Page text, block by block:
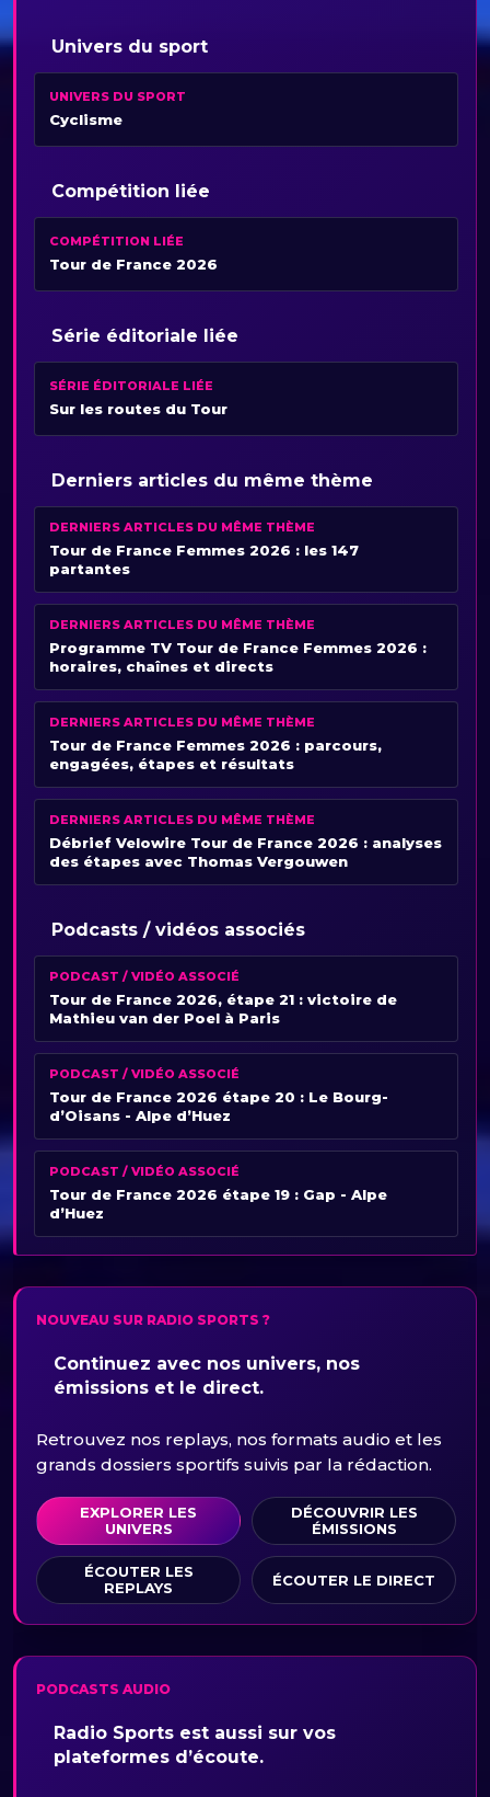
Univers du sport
UNIVERS DU SPORT
Cyclisme
Compétition liée
COMPÉTITION LIÉE
Tour de France 2026
Série éditoriale liée
SÉRIE ÉDITORIALE LIÉE
Sur les routes du Tour
Derniers articles du même thème
DERNIERS ARTICLES DU MÊME THÈME
Tour de France Femmes 2026 : les 147
partantes
DERNIERS ARTICLES DU MÊME THÈME
Programme TV Tour de France Femmes 2026 :
horaires, chaînes et directs
DERNIERS ARTICLES DU MÊME THÈME
Tour de France Femmes 2026 : parcours,
engagées, étapes et résultats
DERNIERS ARTICLES DU MÊME THÈME
Débrief Velowire Tour de France 2026 : analyses
des étapes avec Thomas Vergouwen
Podcasts / vidéos associés
PODCAST / VIDÉO ASSOCIÉ
Tour de France 2026, étape 21 : victoire de
Mathieu van der Poel à Paris
PODCAST / VIDÉO ASSOCIÉ
Tour de France 2026 étape 20 : Le Bourg-
d’Oisans - Alpe d’Huez
PODCAST / VIDÉO ASSOCIÉ
Tour de France 2026 étape 19 : Gap - Alpe
d’Huez
NOUVEAU SUR RADIO SPORTS ?
Continuez avec nos univers, nos
émissions et le direct.
Retrouvez nos replays, nos formats audio et les
grands dossiers sportifs suivis par la rédaction.
EXPLORER LES
UNIVERS
DÉCOUVRIR LES
ÉMISSIONS
ÉCOUTER LES
REPLAYS
ÉCOUTER LE DIRECT
PODCASTS AUDIO
Radio Sports est aussi sur vos
plateformes d’écoute.